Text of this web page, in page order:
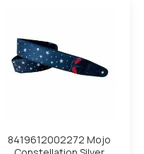
8419612002272 Mojo